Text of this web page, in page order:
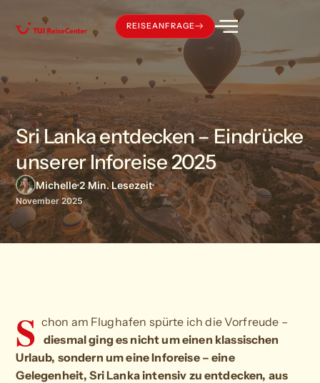
springen
REISEANFRAGE
Sri Lanka entdecken – Eindrücke
unserer Inforeise 2025
Michelle 2 Min. Lesezeit
November 2025
S chon am Flughafen spürte ich die Vorfreude –
diesmal ging es nicht um einen klassischen
Urlaub, sondern um eine Inforeise – eine
Gelegenheit, Sri Lanka intensiv zu entdecken, aus